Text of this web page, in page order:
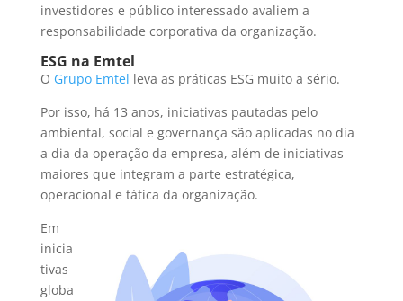
investidores e público interessado avaliem a
responsabilidade corporativa da organização.
ESG na Emtel
O Grupo Emtel leva as práticas ESG muito a sério.
Por isso, há 13 anos, iniciativas pautadas pelo
ambiental, social e governança são aplicadas no dia
a dia da operação da empresa, além de iniciativas
maiores que integram a parte estratégica,
operacional e tática da organização.
Em
inicia
tivas
globa